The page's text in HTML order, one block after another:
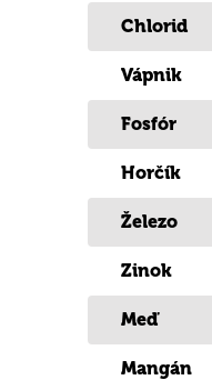
Chlorid
Vápnik
Fosfór
Horčík
Železo
Zinok
Meď
Mangán